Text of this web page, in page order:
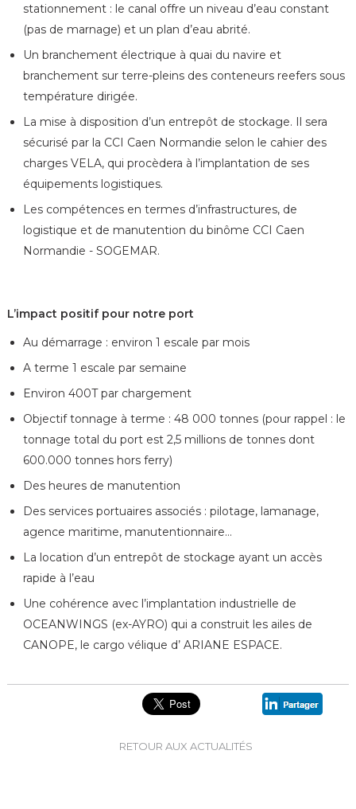
stationnement : le canal offre un niveau d’eau constant
(pas de marnage) et un plan d’eau abrité.
Un branchement électrique à quai du navire et
branchement sur terre-pleins des conteneurs reefers sous
température dirigée.
La mise à disposition d’un entrepôt de stockage. Il sera
sécurisé par la CCI Caen Normandie selon le cahier des
charges VELA, qui procèdera à l’implantation de ses
équipements logistiques.
Les compétences en termes d’infrastructures, de
logistique et de manutention du binôme CCI Caen
Normandie - SOGEMAR.
L’impact positif pour notre port
Au démarrage : environ 1 escale par mois
A terme 1 escale par semaine
Environ 400T par chargement
Objectif tonnage à terme : 48 000 tonnes (pour rappel : le
tonnage total du port est 2,5 millions de tonnes dont
600.000 tonnes hors ferry)
Des heures de manutention
Des services portuaires associés : pilotage, lamanage,
agence maritime, manutentionnaire…
La location d’un entrepôt de stockage ayant un accès
rapide à l’eau
Une cohérence avec l’implantation industrielle de
OCEANWINGS (ex-AYRO) qui a construit les ailes de
CANOPE, le cargo vélique d’ ARIANE ESPACE.
RETOUR AUX ACTUALITÉS